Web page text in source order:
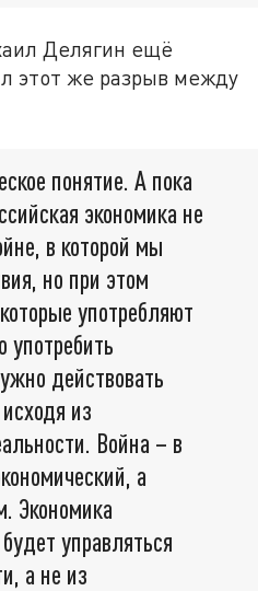
Делягин ещё
этот же разрыв между
понятие. А пока
экономика не
в которой мы
но при этом
употребляют
действовать
из
Война – в
а
Экономика
управляться
а не из